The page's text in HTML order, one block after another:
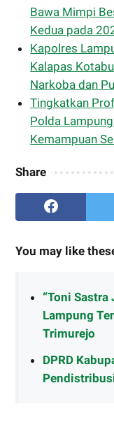
Bawa Mimpi
Kedua pada
Kapolres
Kalapas
Narkoba dan
Tingkatkan
Polda
Kemampuan
Share
You may like
“Toni Sastra
Lampung
Trimurejo
DPRD